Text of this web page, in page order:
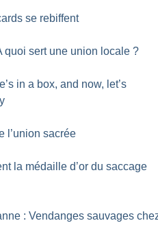
se rebiffent
quoi sert une union locale ?
in a box, and now, let’s
l’union sacrée
la médaille d’or du saccage
: Vendanges sauvages